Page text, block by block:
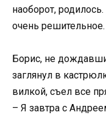
наоборот,
очень решительное.
Борис, не
заглянул в
вилкой, съел все
– Я завтра с